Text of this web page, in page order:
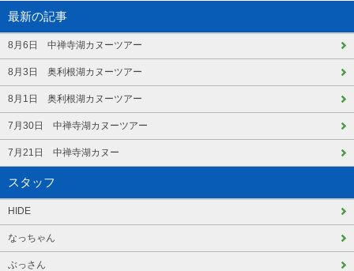
最新の記事
8月6日 中禅寺湖カヌーツアー
8月3日 奥利根湖カヌーツアー
8月1日 奥利根湖カヌーツアー
7月30日 中禅寺湖カヌーツアー
7月21日 中禅寺湖カヌー
スタッフ
HIDE
なっちゃん
ぶっさん